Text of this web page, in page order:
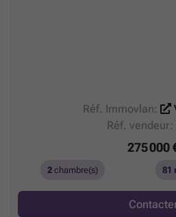
Réf. Immovlan:
Réf. vendeur:
275 000
2 chambre(s) 81